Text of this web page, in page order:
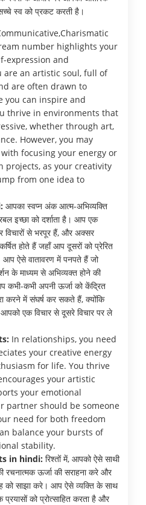
स्व को प्रकट करती है।
number highlights your
expression and
are an artistic soul, full of
are often drawn to
you can inspire and
thrive in environments that
whether through art,
However, you may
focusing your energy or
projects, as your creativity
from one idea to
आपका स्वप्न अंक आत्म-अभिव्यक्ति
इच्छा को दर्शाता है। आप एक
विचारों से भरपूर हैं, और अक्सर
होते हैं जहाँ आप दूसरों को प्रेरित
ऐसे वातावरण में पनपते हैं जो
के माध्यम से अभिव्यक्त होने की
कभी-कभी अपनी ऊर्जा को केंद्रित
करने में संघर्ष कर सकते हैं, क्योंकि
एक विचार से दूसरे विचार पर ले
In relationships, you need
your creative energy
for life. You thrive
your artistic
your emotional
partner should be someone
need for both freedom
balance your bursts of
stability.
in hindi: रिश्तों में, आपको ऐसे साथी
ऊर्जा की सराहना करे और
को साझा करे। आप ऐसे व्यक्ति के साथ
को प्रोत्साहित करता है और